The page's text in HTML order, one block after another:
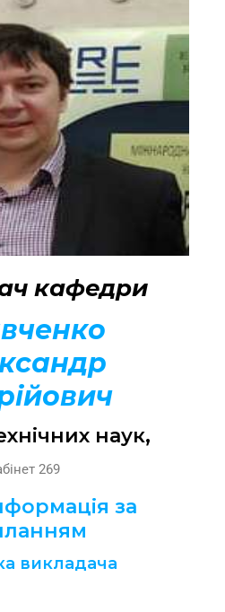
кафедри
наук,
269
за
викладача